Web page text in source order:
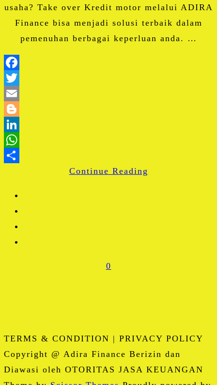
usaha? Take over Kredit motor melalui ADIRA
Finance bisa menjadi solusi terbaik dalam
pemenuhan berbagai keperluan anda. …
Share
Continue Reading
0
TERMS & CONDITION | PRIVACY POLICY
Copyright @ Adira Finance Berizin dan
Diawasi oleh OTORITAS JASA KEUANGAN